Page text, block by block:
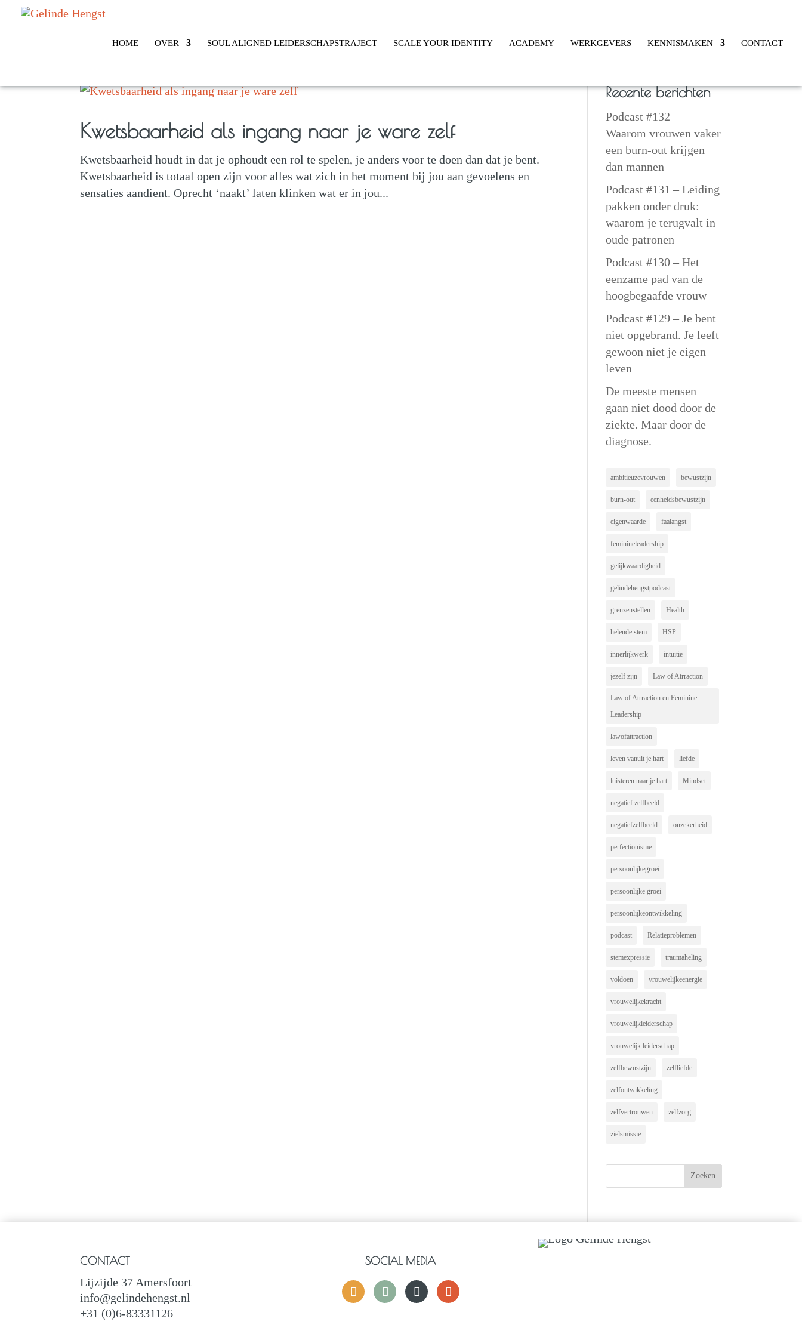
HOME OVER SOUL ALIGNED LEIDERSCHAPSTRAJECT SCALE YOUR IDENTITY ACADEMY WERKGEVERS KENNISMAKEN CONTACT
Kwetsbaarheid als ingang naar je ware zelf
Kwetsbaarheid houdt in dat je ophoudt een rol te spelen, je anders voor te doen dan dat je bent.
Kwetsbaarheid is totaal open zijn voor alles wat zich in het moment bij jou aan gevoelens en
sensaties aandient. Oprecht ‘naakt’ laten klinken wat er in jou...
Recente berichten
Podcast #132 –
Waarom vrouwen vaker
een burn-out krijgen
dan mannen
Podcast #131 – Leiding
pakken onder druk:
waarom je terugvalt in
oude patronen
Podcast #130 – Het
eenzame pad van de
hoogbegaafde vrouw
Podcast #129 – Je bent
niet opgebrand. Je leeft
gewoon niet je eigen
leven
De meeste mensen
gaan niet dood door de
ziekte. Maar door de
diagnose.
ambitieuzevrouwen bewustzijn
burn-out eenheidsbewustzijn
eigenwaarde faalangst
feminineleadership
gelijkwaardigheid
gelindehengstpodcast
grenzenstellen Health
helende stem HSP
innerlijkwerk intuitie
jezelf zijn Law of Atrraction
Law of Atrraction en Feminine
Leadership
lawofattraction
leven vanuit je hart liefde
luisteren naar je hart Mindset
negatief zelfbeeld
negatiefzelfbeeld onzekerheid
perfectionisme
persoonlijkegroei
persoonlijke groei
persoonlijkeontwikkeling
podcast Relatieproblemen
stemexpressie traumaheling
voldoen vrouwelijkeenergie
vrouwelijkekracht
vrouwelijkleiderschap
vrouwelijk leiderschap
zelfbewustzijn zelfliefde
zelfontwikkeling
zelfvertrouwen zelfzorg
zielsmissie
CONTACT
Lijzijde 37 Amersfoort
info@gelindehengst.nl
+31 (0)6-83331126
SOCIAL MEDIA